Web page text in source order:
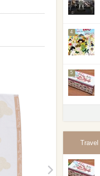
>
4
5
Travel